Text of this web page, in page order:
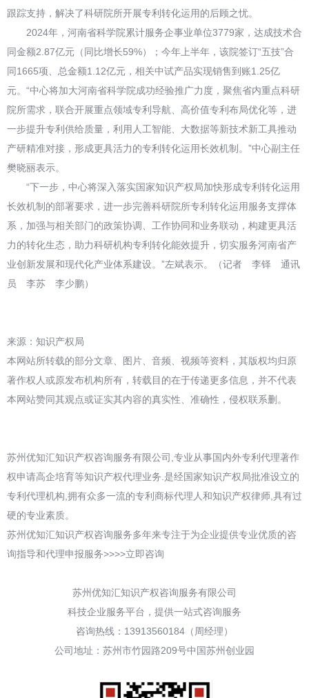
跟踪支持，解决了科研院所开展专利转化运用的后顾之忧。
2024年，河南省科学院累计服务企事业单位3779家，达成技术合
同金额2.87亿元（同比增长59%）；今年上半年，该院签订“五技”合
同1665项、总金额1.12亿元，相关中试产品实现销售到账1.25亿
元。“中心将加大河南省科学院成功经验推广力度，聚焦省内重点科研
院所需求，联合开展重点领域专利导航、高价值专利布局优化等，进
一步提升专利供给质量，利用人工智能、大数据等新技术新工具推动
产研精准对接，形成更具活力的专利转化运用长效机制。”中心副主任
樊晓丽表示。
“下一步，中心将深入落实国家知识产权局加快形成专利转化运用
长效机制的部署要求，进一步完善科研院所专利转化运用服务支撑体
系，加强与相关部门的政策协调、工作协同和业务联动，构建更具活
力的转化生态，助力科研机构专利转化能效提升，切实服务河南省产
业创新发展和现代化产业体系建设。”左斌表示。（记者 李铎 通讯
员 李苏 李少鹏）
来源：知识产权局
本网站所转载的部分文章、图片、音频、视频等资料，其版权均归原
著作权人或原发布机构所有，转载目的在于传递更多信息，并不代表
本网站赞同其观点或证实其内容的真实性、准确性，侵权联系删。
苏州优知汇知识产权咨询服务有限公司,专业从事国内外专利代理著作
权申请高企培育等知识产权代理业务.是经国家知识产权局批准设立的
专利代理机构,拥有众多一流的专利商标代理人和知识产权律师,具有过
硬的专业素质。
苏州优知汇知识产权咨询服务多年来专注于为企业提供专业优质的咨
询指导和代理申报服务>>>>立即咨询
苏州优知汇知识产权咨询服务有限公司
科技企业服务平台，提供一站式咨询服务
咨询热线：13913560184（周经理）
公司地址：苏州市竹园路209号中国苏州创业园